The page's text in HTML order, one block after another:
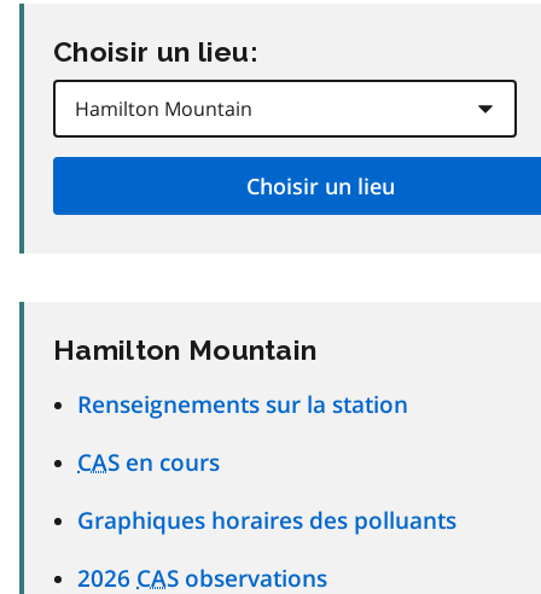
Choisir un lieu:
Hamilton Mountain
Renseignements sur la station
CAS en cours
Graphiques horaires des polluants
2026 CAS observations